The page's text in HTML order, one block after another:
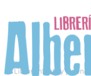
Libros Infantil y juvenil